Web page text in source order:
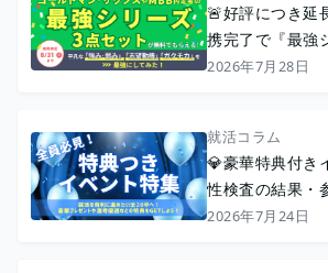
🚨好評につき延
携完了で『最強
ト』配布中🎊【
2026年7月28日
就活コラム
💎豪華特典付き
性検査の結果・
などの特典でお
2026年7月24日